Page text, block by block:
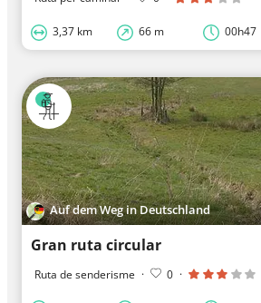
3,37 km 66 m 00h47
Auf dem Weg in Deutschland
Gran ruta circular
Ruta de senderisme · 0 ·